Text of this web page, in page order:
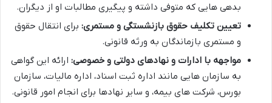
بدهی هایی که متوفی داشته و پیگیری مطالبات او از دیگران.
تعیین تکلیف حقوق بازنشستگی و مستمری: برای انتقال حقوق
و مستمری بازماندگان به ورثه قانونی.
مواجهه با ادارات و نهادهای دولتی و خصوصی: ارائه این گواهی
به سازمان هایی مانند اداره ثبت اسناد، اداره مالیات، سازمان
بورس، شرکت های بیمه، و سایر نهادها برای انجام امور قانونی.